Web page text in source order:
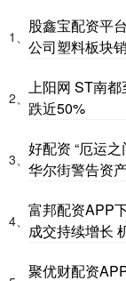
1、
股鑫宝配资平
公司塑料板块
2、
上阳网 ST南都
跌近50%
3、
好配资 “厄运
华尔街警告资
4、
富邦配资APP
成交持续增长
聚优财配资